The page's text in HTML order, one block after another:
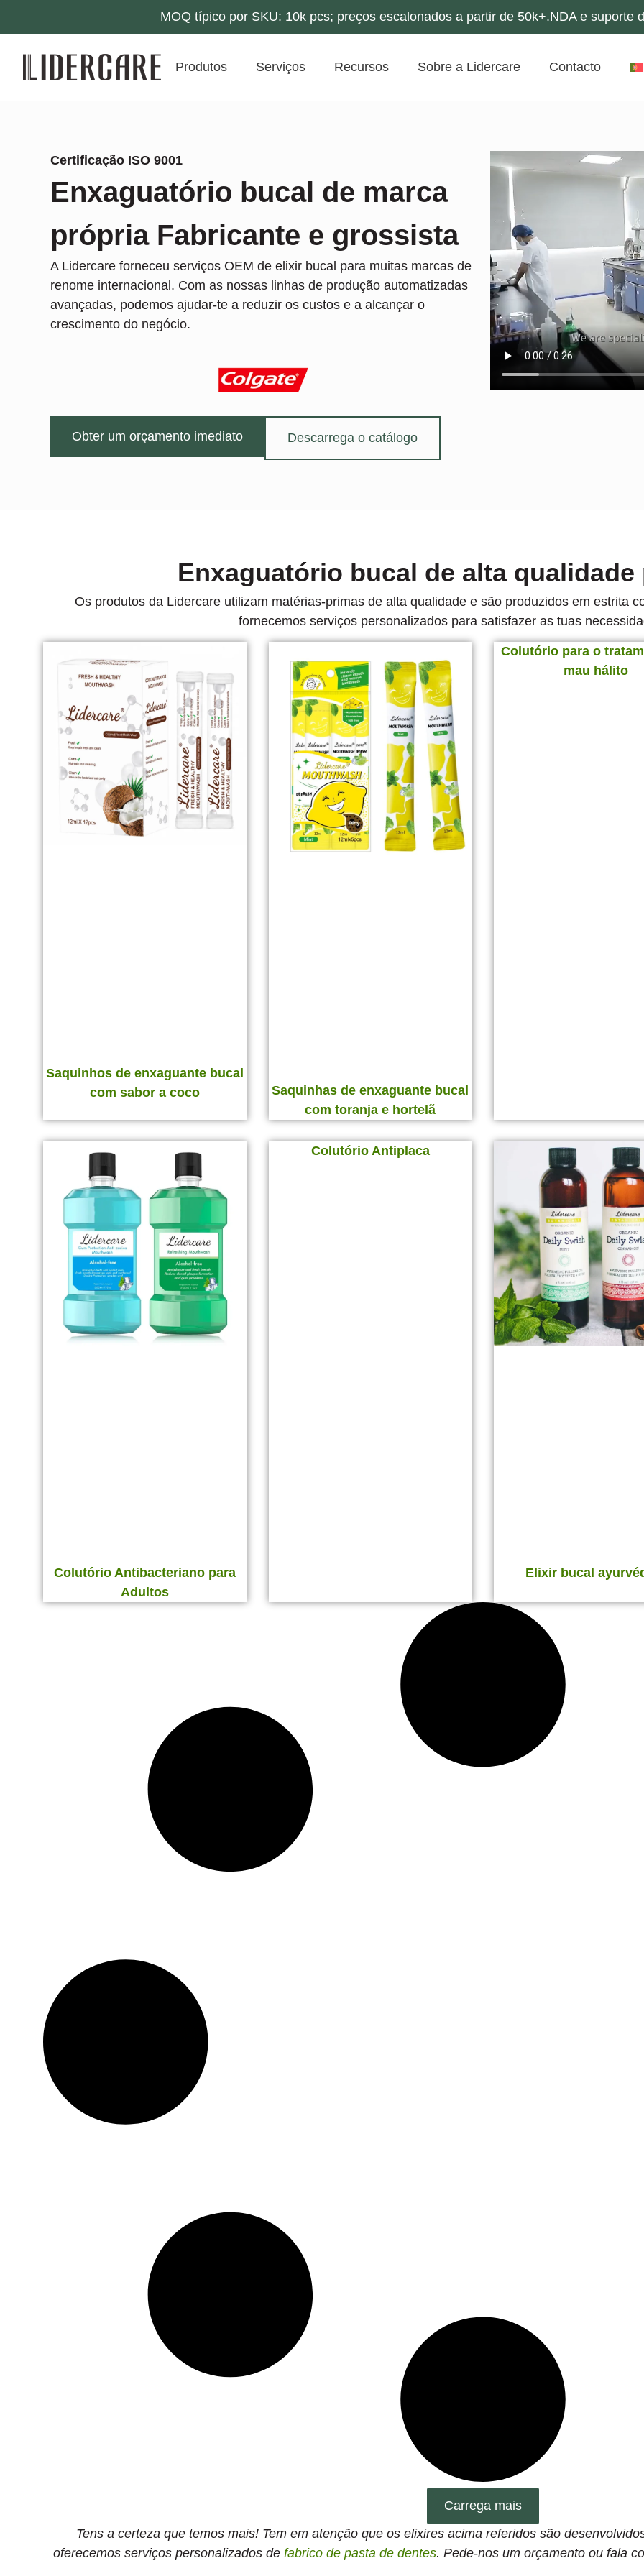
MOQ típico por SKU: 10k pcs; preços escalonados a partir de 50k+.NDA e suporte
Produtos Serviços Recursos Sobre a Lidercare Contacto
Certificação ISO 9001
Enxaguatório bucal de marca
própria Fabricante e grossista
A Lidercare forneceu serviços OEM de elixir bucal para muitas marcas de
renome internacional. Com as nossas linhas de produção automatizadas
avançadas, podemos ajudar-te a reduzir os custos e a alcançar o
crescimento do negócio.
Obter um orçamento imediato Descarrega o catálogo
Enxaguatório bucal de alta qualidade
Os produtos da Lidercare utilizam matérias-primas de alta qualidade e são produzidos em estrita
fornecemos serviços personalizados para satisfazer as tuas
Saquinhos de enxaguante bucal
com sabor a coco
Saquinhas de enxaguante bucal
com toranja e hortelã
Colutório para o
mau hálito
Colutório Antibacteriano para
Adultos
Colutório Antiplaca
Elixir bucal
Carrega mais
Tens a certeza que temos mais! Tem em atenção que os elixires acima referidos são
oferecemos serviços personalizados de fabrico de pasta de dentes. Pede-nos um orçamento ou fala